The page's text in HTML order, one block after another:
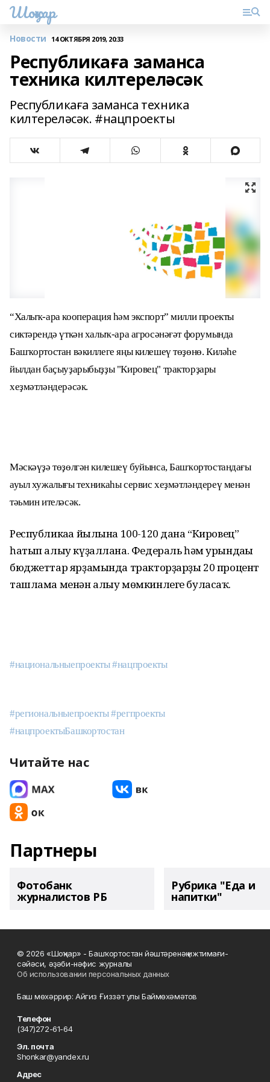
Шоңҡар
Новости 14 ОКТЯБРЯ 2019, 20:33
Республикаға заманса
техника килтереләсәк
Республикаға заманса техника
килтереләсәк. #нацпроекты
“Халыҡ-ара кооперация һәм экспорт” милли проекты
сиктәрендә үткән халыҡ-ара агросәнәғәт форумында
Башҡортостан вәкиллеге яңы килешеү төҙөнө. Киләһе
йылдан баҫыуҙарыбыҙҙы "Кировец" тракторҙары
хеҙмәтләндерәсәк.
Мәскәүҙә төҙөлгән килешеү буйынса, Башҡортостандағы
ауыл хужалығы техникаһы сервис хеҙмәтләндереү менән
тәьмин ителәсәк.
Республикаға йылына 100-120 дана “Кировец”
һатып алыу күҙаллана. Федераль һәм урындағы
бюджеттар ярҙамында тракторҙарҙы 20 процент
ташлама менән алыу мөмкинлеге буласаҡ.
#национальныепроекты#нацпроекты
#региональныепроекты#регпроекты
#нацпроектыБашкортостан
Читайте нас
Партнеры
Фотобанк
журналистов РБ
Рубрика "Еда и
напитки"
© 2026 «Шоңҡар» - Башҡортостан йәштәренәң ижтимағи-
сәйәси, әҙәби-нәфис журналы
Об использовании персональных данных
Баш мөхәррир: Айгиз Ғиззәт улы Баймөхәмәтов
Телефон
(347)272-61-64
Эл. почта
Shonkar@yandex.ru
Адрес